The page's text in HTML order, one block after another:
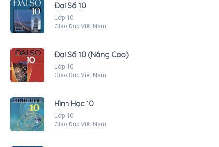
Đại Số 10
Lớp 10
Giáo Dục Việt Nam
Đại Số 10 (Nâng Cao)
Lớp 10
Giáo Dục Việt Nam
Hình Học 10
Lớp 10
Giáo Dục Việt Nam